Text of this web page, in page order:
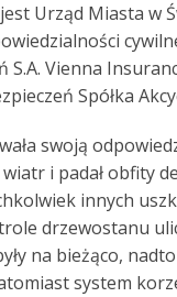
Urząd Miasta w
S.A. Vienna
Spółka
swoją
i padał obfity
innych
drzewostanu
na bieżąco,
system